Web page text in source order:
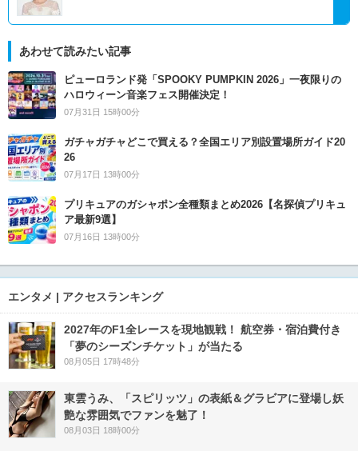
あわせて読みたい記事
ピューロランド発「SPOOKY PUMPKIN 2026」一夜限りの
ハロウィーン音楽フェス開催決定！
07月31日 15時00分
ガチャガチャどこで買える？全国エリア別設置場所ガイド20
26
07月17日 13時00分
プリキュアのガシャポン全種類まとめ2026【名探偵プリキュ
ア最新9選】
07月16日 13時00分
エンタメ | アクセスランキング
2027年のF1全レースを現地観戦！ 航空券・宿泊費付き
「夢のシーズンチケット」が当たる
08月05日 17時48分
東雲うみ、「スピリッツ」の表紙＆グラビアに登場し妖
艶な雰囲気でファンを魅了！
08月03日 18時00分